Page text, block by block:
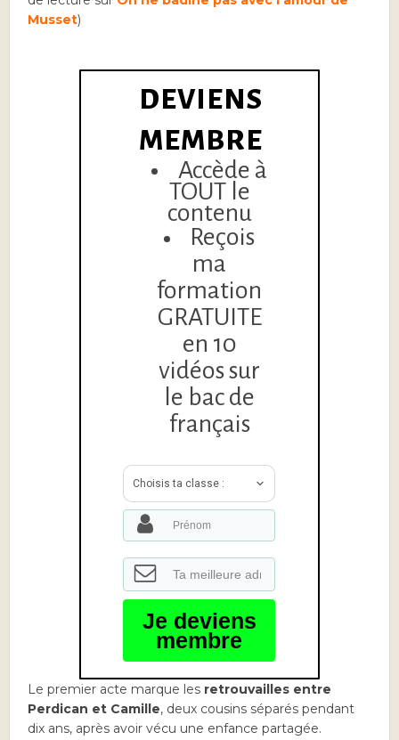
Musset)
DEVIENS
MEMBRE
Accède à
TOUT le
contenu
Reçois
ma
formation
GRATUITE
en 10
vidéos sur
le bac de
français
Choisis ta classe :
Je deviens
membre
Le premier acte marque les retrouvailles entre
Perdican et Camille, deux cousins séparés pendant
dix ans, après avoir vécu une enfance partagée.